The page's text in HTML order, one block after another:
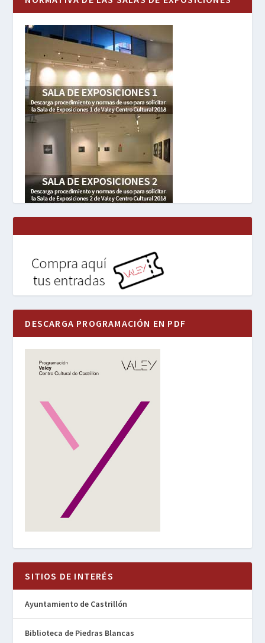
DESCARGA PROGRAMACIÓN EN PDF
SITIOS DE INTERÉS
Ayuntamiento de Castrillón
Biblioteca de Piedras Blancas